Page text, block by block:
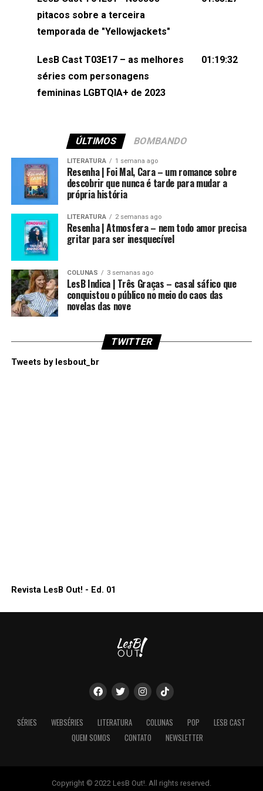
(⁠⁠⁠⁠@brunarfentanes⁠⁠⁠⁠) e Pollyelly FlorêncioEdição de
Naiady Machado
pitacos sobre a terceira
temporada de "Yellowjackets"
LesB Cast T03E17 – as melhores
séries com personagens
femininas LGBTQIA+ de 2023
01:19:32
ÚLTIMOS BOMBANDO
LITERATURA 1 semana ago
Resenha | Foi Mal, Cara – um romance sobre
descobrir que nunca é tarde para mudar a
própria história
LITERATURA 2 semanas ago
Resenha | Atmosfera – nem todo amor precisa
gritar para ser inesquecível
COLUNAS 3 semanas ago
LesB Indica | Três Graças – casal sáfico que
conquistou o público no meio do caos das
novelas das nove
TWITTER
Tweets by lesbout_br
Revista LesB Out! - Ed. 01
SÉRIES WEBSÉRIES LITERATURA COLUNAS POP
LESB CAST
QUEM SOMOS
CONTATO NEWSLETTER
Copyright © 2022 LesB Out!. All rights reserved.